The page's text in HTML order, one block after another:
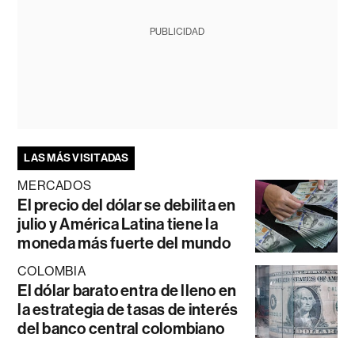
PUBLICIDAD
LAS MÁS VISITADAS
MERCADOS
El precio del dólar se debilita en
julio y América Latina tiene la
moneda más fuerte del mundo
COLOMBIA
El dólar barato entra de lleno en
la estrategia de tasas de interés
del banco central colombiano